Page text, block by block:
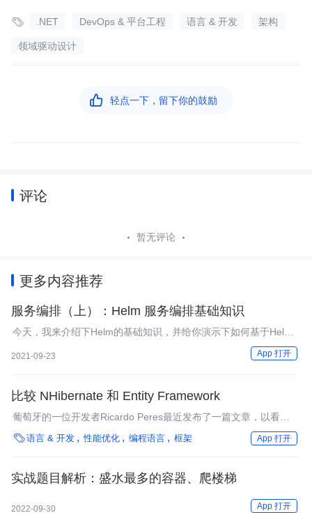
 .NET DevOps & 平台工程 语言 & 开发 架构
领域驱动设计
 轻点一下，留下你的鼓励
评论
暂无评论
更多内容推荐
服务编排（上）：Helm 服务编排基础知识
今天，我来介绍下Helm的基础知识，并给你演示下如何基于Helm
2021-09-23 App 打开
比较 NHibernate 和 Entity Framework
葡萄牙的一位开发者Ricardo Peres最近发布了一篇文章，以看起
来无偏见的形式对领先的两种.NET ORM： NHibernate和Entity
Framework进行了比较。 我们建议考虑使用这两种框架的人都应
另外还将指出二者之间一些关键的区别。
语言 & 开发 性能优化 编程语言 框架 App 打开
实战题目解析：盛水最多的容器、爬楼梯
2022-09-30 App 打开